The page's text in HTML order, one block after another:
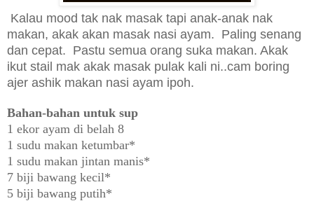
Kalau mood tak nak masak tapi anak-anak nak
makan, akak akan masak nasi ayam. Paling senang
dan cepat. Pastu semua orang suka makan. Akak
ikut stail mak akak masak pulak kali ni..cam boring
ajer ashik makan nasi ayam ipoh.
Bahan-bahan untuk sup
1 ekor ayam di belah 8
1 sudu makan ketumbar*
1 sudu makan jintan manis*
7 biji bawang kecil*
5 biji bawang putih*